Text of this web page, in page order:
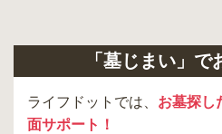
「墓じまい」
ライフドットでは、 お墓探し
面サポート！